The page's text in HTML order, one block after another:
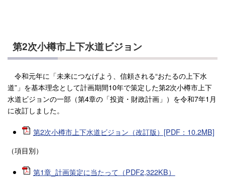
第2次小樽市上下水道ビジョン
令和元年に「未来につなげよう、信頼される“おたるの上下水
道”」を基本理念として計画期間10年で策定した第2次小樽市上下
水道ビジョンの一部（第4章の「投資・財政計画」）を令和7年1月
に改訂しました。
第2次小樽市上下水道ビジョン（改訂版）[PDF：10.2MB]
（項目別）
第1章_計画策定に当たって（PDF2,322KB）